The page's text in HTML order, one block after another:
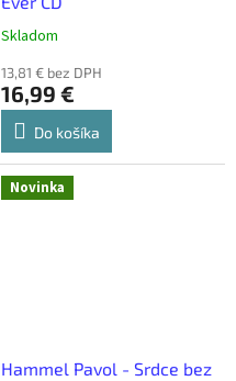
Skladom
13,81 € bez DPH
16,99 €
Do košíka
Novinka
Hammel Pavol - Srdce bez